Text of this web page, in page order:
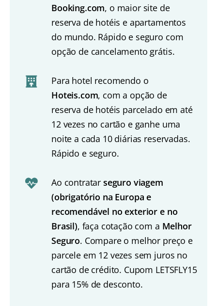
Booking.com, o maior site de
reserva de hotéis e apartamentos
do mundo. Rápido e seguro com
opção de cancelamento grátis.
Para hotel recomendo o
Hoteis.com, com a opção de
reserva de hotéis parcelado em até
12 vezes no cartão e ganhe uma
noite a cada 10 diárias reservadas.
Rápido e seguro.
Ao contratar seguro viagem
(obrigatório na Europa e
recomendável no exterior e no
Brasil), faça cotação com a Melhor
Seguro. Compare o melhor preço e
parcele em 12 vezes sem juros no
cartão de crédito. Cupom LETSFLY15
para 15% de desconto.